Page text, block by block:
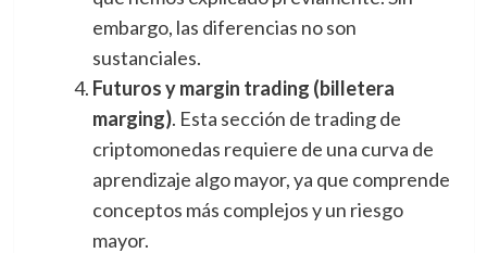
embargo, las diferencias no son
sustanciales.
Futuros y margin trading (billetera
marging). Esta sección de trading de
criptomonedas requiere de una curva de
aprendizaje algo mayor, ya que comprende
conceptos más complejos y un riesgo
mayor.